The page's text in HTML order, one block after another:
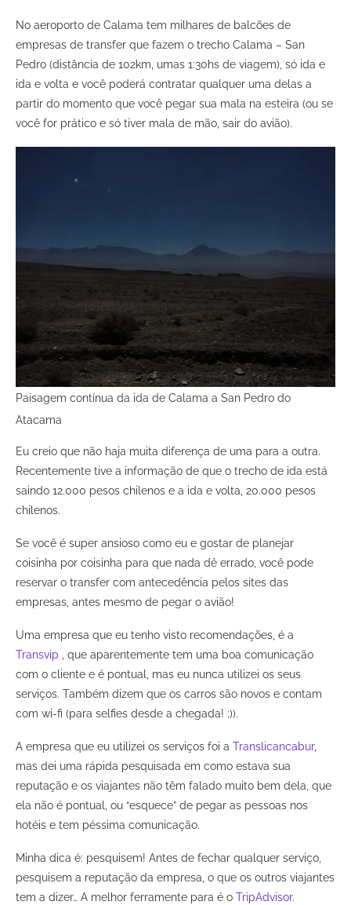
No aeroporto de Calama tem milhares de balcões de
empresas de transfer que fazem o trecho Calama – San
Pedro (distância de 102km, umas 1:30hs de viagem), só ida e
ida e volta e você poderá contratar qualquer uma delas a
partir do momento que você pegar sua mala na esteira (ou se
você for prático e só tiver mala de mão, sair do avião).
Paisagem contínua da ida de Calama a San Pedro do
Atacama
Eu creio que não haja muita diferença de uma para a outra.
Recentemente tive a informação de que o trecho de ida está
saindo 12.000 pesos chilenos e a ida e volta, 20.000 pesos
chilenos.
Se você é super ansioso como eu e gostar de planejar
coisinha por coisinha para que nada dê errado, você pode
reservar o transfer com antecedência pelos sites das
empresas, antes mesmo de pegar o avião!
Uma empresa que eu tenho visto recomendações, é a
Transvip , que aparentemente tem uma boa comunicação
com o cliente e é pontual, mas eu nunca utilizei os seus
serviços. Também dizem que os carros são novos e contam
com wi-fi (para selfies desde a chegada! ;)).
A empresa que eu utilizei os serviços foi a Translicancabur,
mas dei uma rápida pesquisada em como estava sua
reputação e os viajantes não têm falado muito bem dela, que
ela não é pontual, ou “esquece” de pegar as pessoas nos
hotéis e tem péssima comunicação.
Minha dica é: pesquisem! Antes de fechar qualquer serviço,
pesquisem a reputação da empresa, o que os outros viajantes
tem a dizer… A melhor ferramente para é o TripAdvisor.